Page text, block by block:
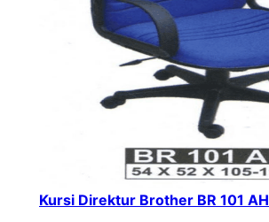
Kursi Direktur Brother BR 101 AH